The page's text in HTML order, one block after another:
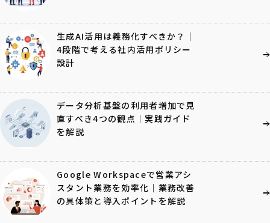
生成AI活用は義務化すべきか？｜
4段階で考える社内活用ポリシー
設計
データ分析基盤の利用者増加で見
直すべき4つの観点｜実践ガイド
を解説
Google Workspaceで営業アシ
スタント業務を効率化｜業務改善
の具体策と導入ポイントを解説